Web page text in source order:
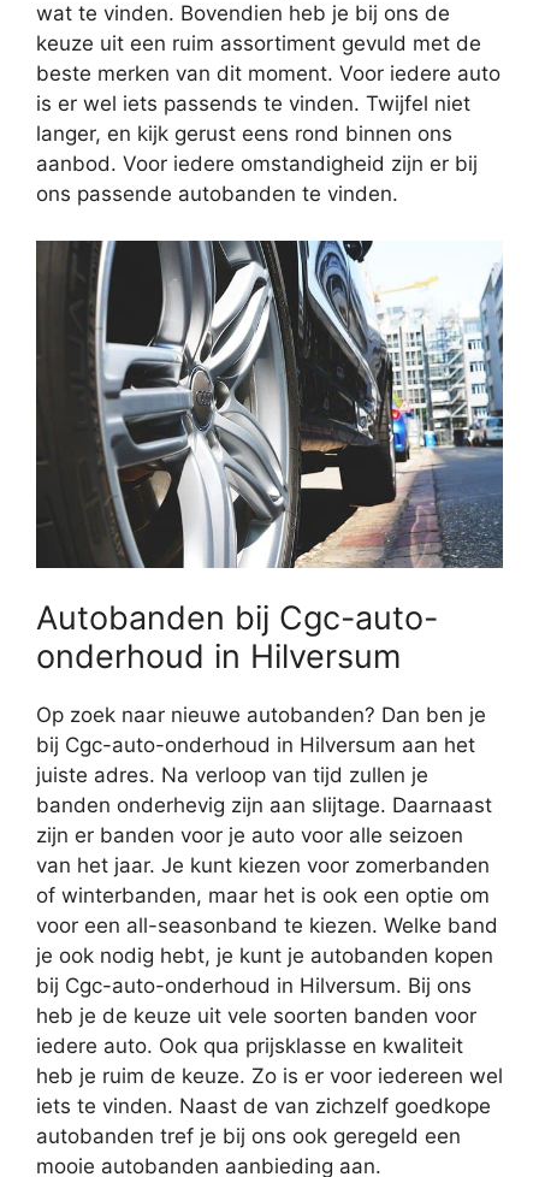
wat te vinden. Bovendien heb je bij ons de
keuze uit een ruim assortiment gevuld met de
beste merken van dit moment. Voor iedere auto
is er wel iets passends te vinden. Twijfel niet
langer, en kijk gerust eens rond binnen ons
aanbod. Voor iedere omstandigheid zijn er bij
ons passende autobanden te vinden.
Autobanden bij Cgc-auto-
onderhoud in Hilversum
Op zoek naar nieuwe autobanden? Dan ben je
bij Cgc-auto-onderhoud in Hilversum aan het
juiste adres. Na verloop van tijd zullen je
banden onderhevig zijn aan slijtage. Daarnaast
zijn er banden voor je auto voor alle seizoen
van het jaar. Je kunt kiezen voor zomerbanden
of winterbanden, maar het is ook een optie om
voor een all-seasonband te kiezen. Welke band
je ook nodig hebt, je kunt je autobanden kopen
bij Cgc-auto-onderhoud in Hilversum. Bij ons
heb je de keuze uit vele soorten banden voor
iedere auto. Ook qua prijsklasse en kwaliteit
heb je ruim de keuze. Zo is er voor iedereen wel
iets te vinden. Naast de van zichzelf goedkope
autobanden tref je bij ons ook geregeld een
mooie autobanden aanbieding aan.